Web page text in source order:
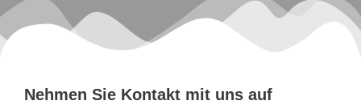
Nehmen Sie Kontakt mit uns auf